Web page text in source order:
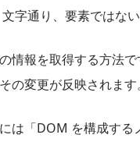
字通り、要素ではない
情報を取得する方法
変更が反映されます。
は「DOM を構成する